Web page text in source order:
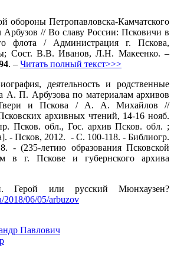
обороны Петропавловска-Камчатского
Арбузов // Во славу России: Псковичи в
флота / Администрация г. Пскова,
Сост. В.В. Иванов, Л.Н. Макеенко. –
. – Читать полный текст>>>
деятельность и родственные
А. П. Арбузова по материалам архивов
Твери и Пскова / А. А. Михайлов //
архивных чтений, 14-16 нояб.
Псков. обл., Гос. архив Псков. обл. ;
- Псков, 2012. - С. 100-118. - Библиогр.
- (235-летию образования Псковской
в г. Пскове и губернского архива
Герой или русский Мюнхаузен?
2018/06/05/arbuzov
Павлович